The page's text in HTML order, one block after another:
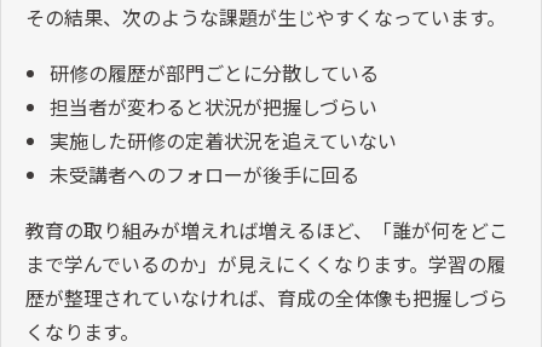
その結果、次のような課題が生じやすくなっています。
研修の履歴が部門ごとに分散している
担当者が変わると状況が把握しづらい
実施した研修の定着状況を追えていない
未受講者へのフォローが後手に回る
教育の取り組みが増えれば増えるほど、「誰が何をどこ
まで学んでいるのか」が見えにくくなります。学習の履
歴が整理されていなければ、育成の全体像も把握しづら
くなります。